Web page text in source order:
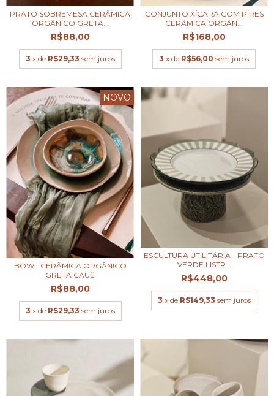
PRATO SOBREMESA CERÂMICA
ORGÂNICO GRETA...
R$88,00
3 x de R$29,33 sem juros
CONJUNTO XÍCARA COM PIRES
CERÂMICA ORGÂN...
R$168,00
3 x de R$56,00 sem juros
NOVO
BOWL CERÂMICA ORGÂNICO
GRETA CAUÊ
R$88,00
3 x de R$29,33 sem juros
ESCULTURA UTILITÁRIA - PRATO
VERDE LISTR...
R$448,00
3 x de R$149,33 sem juros